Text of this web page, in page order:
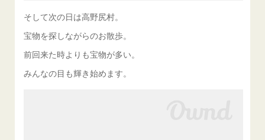
そして次の日は高野尻村。
宝物を探しながらのお散歩。
前回来た時よりも宝物が多い。
みんなの目も輝き始めます。